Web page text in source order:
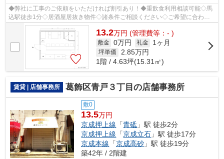
◆弊社に工事のご依頼をいただければ割引あり！◆重飲食利用相談可能◇馬
込駅徒歩1分◇居酒屋居抜き物件◇諸条件ご相談ください◇ご希望に合わせ
て物件のご提案が可能です◇お気軽にお問い合...
13.2万円 (管理費等：- )
敷金 0万円 礼金 1ヶ月
坪単価 2.85万円
1階 / 4.63坪(15.31㎡)
賃貸 | 店舗事務所 葛飾区青戸３丁目の店舗事務所
敷0
13.5万円
京成押上線 「青砥 」駅 徒歩2分
京成押上線 「京成立石 」駅 徒歩17分
京成本線 「京成高砂 」駅 徒歩19分
築42年 / 2階建